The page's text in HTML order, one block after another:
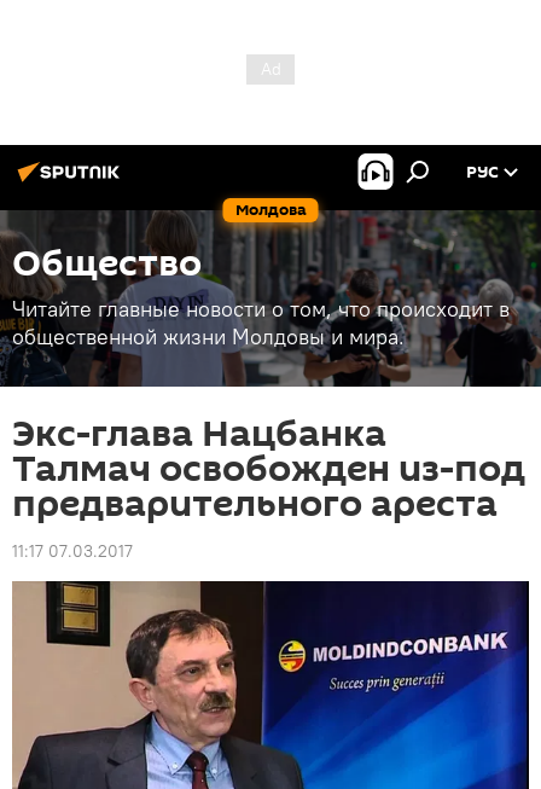
Молдова
РУС
Общество
Читайте главные новости о том, что происходит в
общественной жизни Молдовы и мира.
Экс-глава Нацбанка
Талмач освобожден из-под
предварительного ареста
11:17 07.03.2017